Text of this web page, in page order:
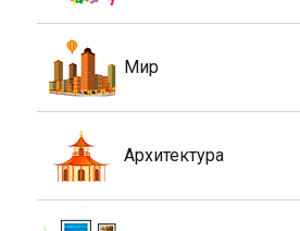
Мир
Архитектура